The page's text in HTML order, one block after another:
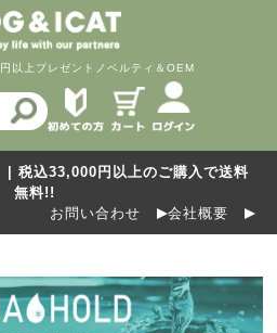
以上プレゼント ノベルティ＆OEM
| 税込33,000円以上のご購入で送料
無料!!
お問い合わせ
会社概要